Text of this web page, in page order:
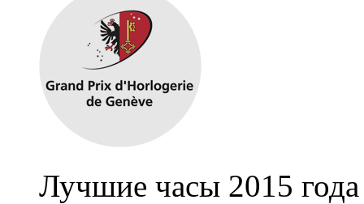
Лучшие часы 2015 года